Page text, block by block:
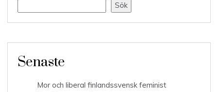
Sök
Senaste
Mor och liberal finlandssvensk feminist